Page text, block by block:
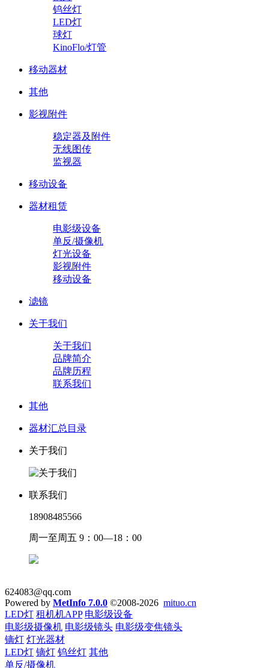
钨丝灯
LED灯
球灯
KinoFlo/灯管
移动器材
其他
影视附件
稳定器及附件
无线图传
监视器
移动设备
器材租赁
电影级设备
单反/摄像机
灯光设备
影视附件
移动设备
滤镜
关于我们
关于我们
品牌简介
品牌历程
联系我们
其他
器材汇总目录
关于我们
联系我们
18908485566
周一至周五 9：00—18：00
624083@qq.com
Powered by MetInfo 7.0.0 ©2008-2026 mituo.cn
LED灯 租机机APP 电影级设备
电影级摄像机 电影级镜头 电影级变焦镜头
镝灯 灯光器材
LED灯 镝灯 钨丝灯 其他
单反/摄像机